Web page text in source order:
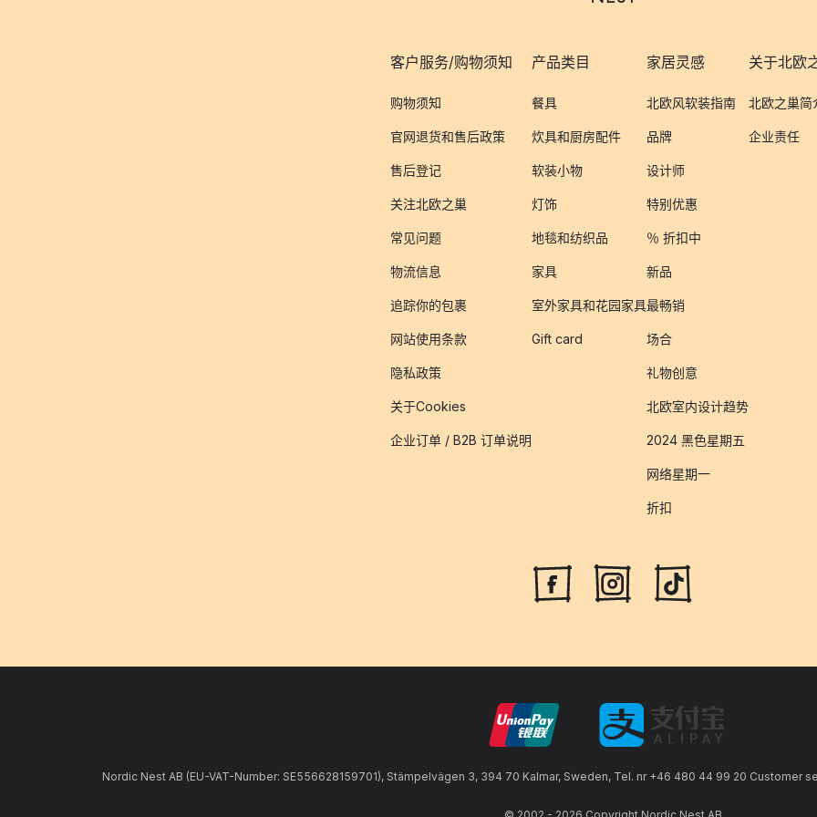
客户服务/购物须知
购物须知
官网退货和售后政策
售后登记
关注北欧之巢
常见问题
物流信息
追踪你的包裹
网站使用条款
隐私政策
关于Cookies
企业订单 / B2B 订单说明
产品类目
餐具
炊具和厨房配件
软装小物
灯饰
地毯和纺织品
家具
室外家具和花园家具
Gift card
家居灵感
北欧风软装指南
品牌
设计师
特别优惠
％ 折扣中
新品
最畅销
场合
礼物创意
北欧室内设计趋势
2024 黑色星期五
网络星期一
折扣
关于北欧
北欧之巢简
企业责任
Nordic Nest AB (EU-VAT-Number: SE556628159701), Stämpelvägen 3, 394 70 Kalmar, Sweden, Tel. nr +46 480 44 99 20 Customer